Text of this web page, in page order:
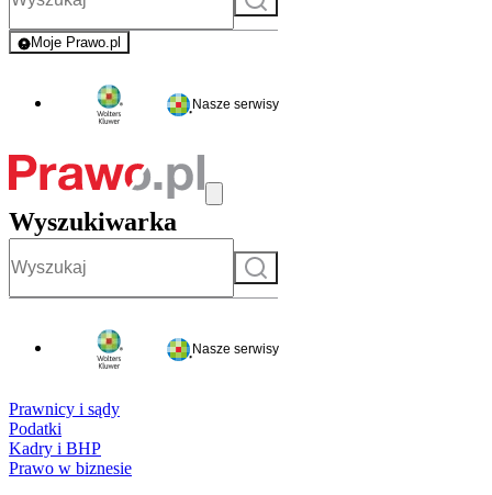
Moje Prawo.pl
- rejestracja i logowanie do serwisu
Nasze serwisy
Wyszukiwarka
Szukaj
Nasze serwisy
Prawnicy i sądy
Podatki
Kadry i BHP
Prawo w biznesie